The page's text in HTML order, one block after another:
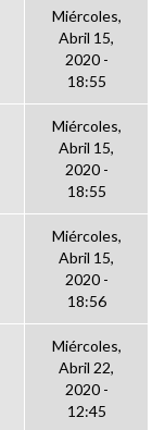
Miércoles,
Abril 15,
2020 -
18:55
Miércoles,
Abril 15,
2020 -
18:55
Miércoles,
Abril 15,
2020 -
18:56
Miércoles,
Abril 22,
2020 -
12:45